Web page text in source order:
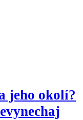
jeho okolí?